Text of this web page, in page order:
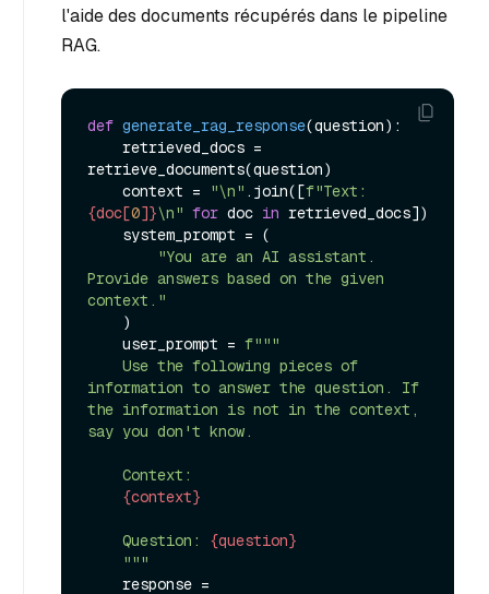
l'aide des documents récupérés dans le pipeline
RAG.
def generate_rag_response(question):
retrieve_documents(question)
    context =
"\n" .join([
{doc[0]}\n" for doc in retrieved_docs])
"You are an AI assistant.
Provide answers based on the given
context."
    user_prompt =
f"""
information to answer the question. If
the information is not in the context,
say you don't know.
{context}
    Question:
{question}
    """